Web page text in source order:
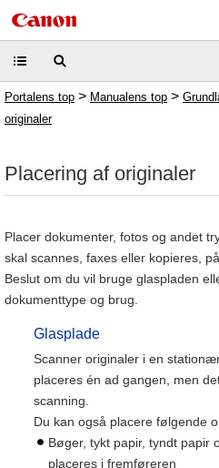
Portalens top > Manualens top >
originaler
Placering af originaler
Placer dokumenter, fotos og andet
skal scannes, faxes eller kopieres,
Beslut om du vil bruge glaspladen
dokumenttype og brug.
Glasplade
Scanner originaler i en
placeres én ad gangen, men
scanning.
Du kan også placere følgende
Bøger, tykt papir, tyndt papir
placeres i fremføreren